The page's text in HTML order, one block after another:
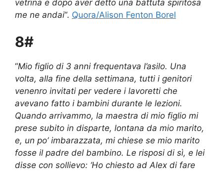
vetrina e dopo aver detto una battuta spiritosa
me ne andai“. Quora/Alison Fenton Borel
8#
“Mio figlio di 3 anni frequentava l’asilo. Una
volta, alla fine della settimana, tutti i genitori
venenro invitati per vedere i lavoretti che
avevano fatto i bambini durante le lezioni.
Quando arrivammo, la maestra di mio figlio mi
prese subito in disparte, lontana da mio marito,
e, un po’ imbarazzata, mi chiese se mio marito
fosse il padre del bambino. Le risposi di sì, e lei
disse con sollievo: ‘Ho chiesto ad Alex di fare